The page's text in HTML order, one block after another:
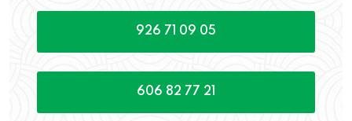
926 71 09 05
606 82 77 21